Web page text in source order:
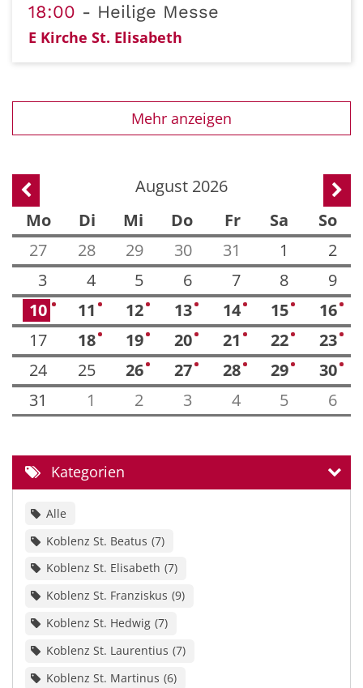
18:00 Heilige Messe
E Kirche St. Elisabeth
Mehr anzeigen
Vorherige Seite August 2026
Mo
Di Mi Do Fr Sa
So
27
28 29 30 31 1
2
3
4 5 6 7 8
9
10 1 11 2 12 3 13 1 14 2 15 2 16 4
17 18 2 19 2 20 1 21 1 22 2 23 4
24 25 26 2 27 1 28 1 29 2 30 4
31 1 2 3 4 5 6
Kategorien
Alle
Koblenz St. Beatus 7
Koblenz St. Elisabeth 7
Koblenz St. Franziskus 9
Koblenz St. Hedwig 7
Koblenz St. Laurentius 7
Koblenz St. Martinus 6